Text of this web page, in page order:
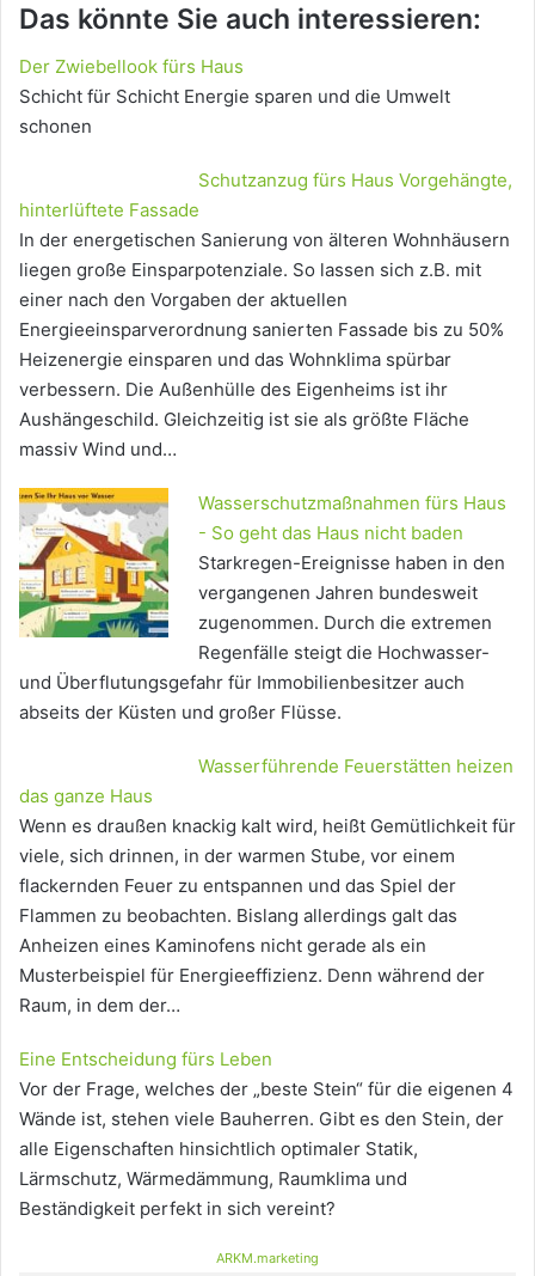
Das könnte Sie auch interessieren:
Der Zwiebellook fürs Haus
Schicht für Schicht Energie sparen und die Umwelt
schonen
Schutzanzug fürs Haus Vorgehängte,
hinterlüftete Fassade
In der energetischen Sanierung von älteren Wohnhäusern
liegen große Einsparpotenziale. So lassen sich z.B. mit
einer nach den Vorgaben der aktuellen
Energieeinsparverordnung sanierten Fassade bis zu 50%
Heizenergie einsparen und das Wohnklima spürbar
verbessern. Die Außenhülle des Eigenheims ist ihr
Aushängeschild. Gleichzeitig ist sie als größte Fläche
massiv Wind und…
Wasserschutzmaßnahmen fürs Haus
- So geht das Haus nicht baden
Starkregen-Ereignisse haben in den
vergangenen Jahren bundesweit
zugenommen. Durch die extremen
Regenfälle steigt die Hochwasser-
und Überflutungsgefahr für Immobilienbesitzer auch
abseits der Küsten und großer Flüsse.
Wasserführende Feuerstätten heizen
das ganze Haus
Wenn es draußen knackig kalt wird, heißt Gemütlichkeit für
viele, sich drinnen, in der warmen Stube, vor einem
flackernden Feuer zu entspannen und das Spiel der
Flammen zu beobachten. Bislang allerdings galt das
Anheizen eines Kaminofens nicht gerade als ein
Musterbeispiel für Energieeffizienz. Denn während der
Raum, in dem der…
Eine Entscheidung fürs Leben
Vor der Frage, welches der „beste Stein“ für die eigenen 4
Wände ist, stehen viele Bauherren. Gibt es den Stein, der
alle Eigenschaften hinsichtlich optimaler Statik,
Lärmschutz, Wärmedämmung, Raumklima und
Beständigkeit perfekt in sich vereint?
ARKM.marketing